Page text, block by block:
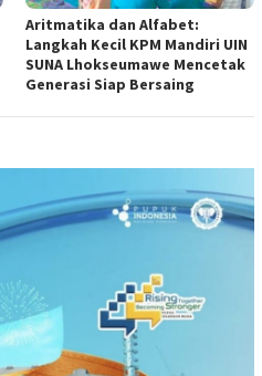
Aritmatika dan Alfabet:
Langkah Kecil KPM Mandiri UIN
SUNA Lhokseumawe Mencetak
Generasi Siap Bersaing